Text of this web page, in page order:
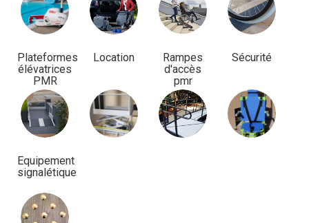
Plateformes
élévatrices
PMR
Location
Rampes
d'accès
pmr
Sécurité
Equipement
signalétique